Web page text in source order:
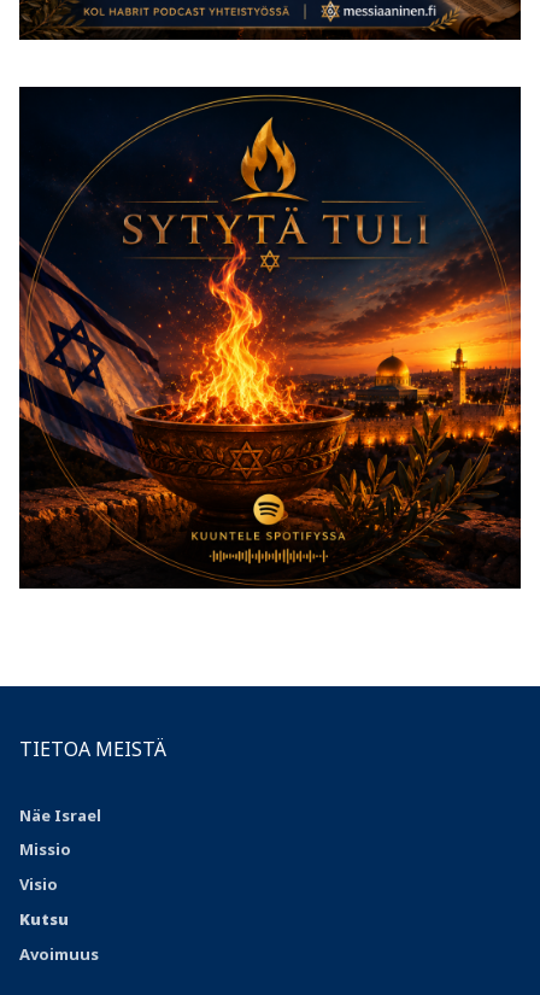
TIETOA MEISTÄ
Näe Israel
Missio
Visio
Kutsu
Avoimuus